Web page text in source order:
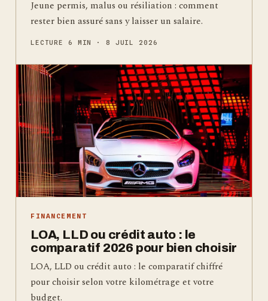
Jeune permis, malus ou résiliation : comment
rester bien assuré sans y laisser un salaire.
LECTURE 6 MIN · 8 JUIL 2026
FINANCEMENT
LOA, LLD ou crédit auto : le
comparatif 2026 pour bien choisir
LOA, LLD ou crédit auto : le comparatif chiffré
pour choisir selon votre kilométrage et votre
budget.